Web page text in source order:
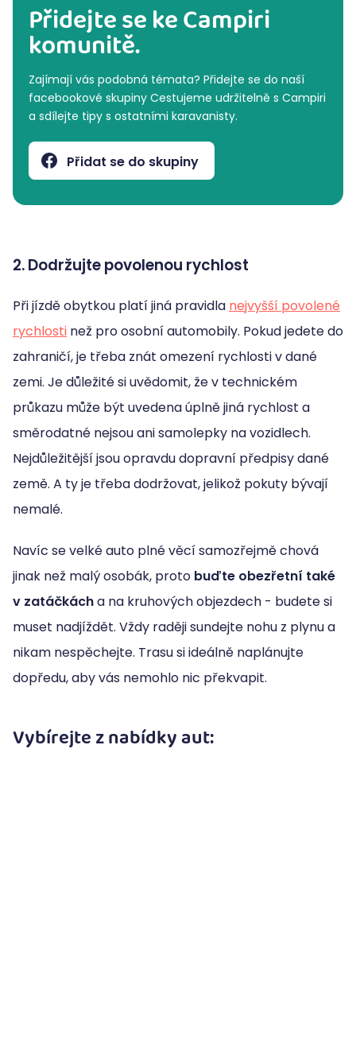
Přidejte se ke Campiri
komunitě.
Zajímají vás podobná témata? Přidejte se do naší
facebookové skupiny Cestujeme udržitelně s Campiri
a sdílejte tipy s ostatními karavanisty.
Přidat se do skupiny
2. Dodržujte povolenou rychlost
Při jízdě obytkou platí jiná pravidla nejvyšší povolené
rychlosti než pro osobní automobily. Pokud jedete do
zahraničí, je třeba znát omezení rychlosti v dané
zemi. Je důležité si uvědomit, že v technickém
průkazu může být uvedena úplně jiná rychlost a
směrodatné nejsou ani samolepky na vozidlech.
Nejdůležitější jsou opravdu dopravní předpisy dané
země. A ty je třeba dodržovat, jelikož pokuty bývají
nemalé.
Navíc se velké auto plné věcí samozřejmě chová
jinak než malý osobák, proto buďte obezřetní také
v zatáčkácha na kruhových objezdech - budete si
muset nadjíždět. Vždy raději sundejte nohu z plynu a
nikam nespěchejte. Trasu si ideálně naplánujte
dopředu, aby vás nemohlo nic překvapit.
Vybírejte z nabídky aut: